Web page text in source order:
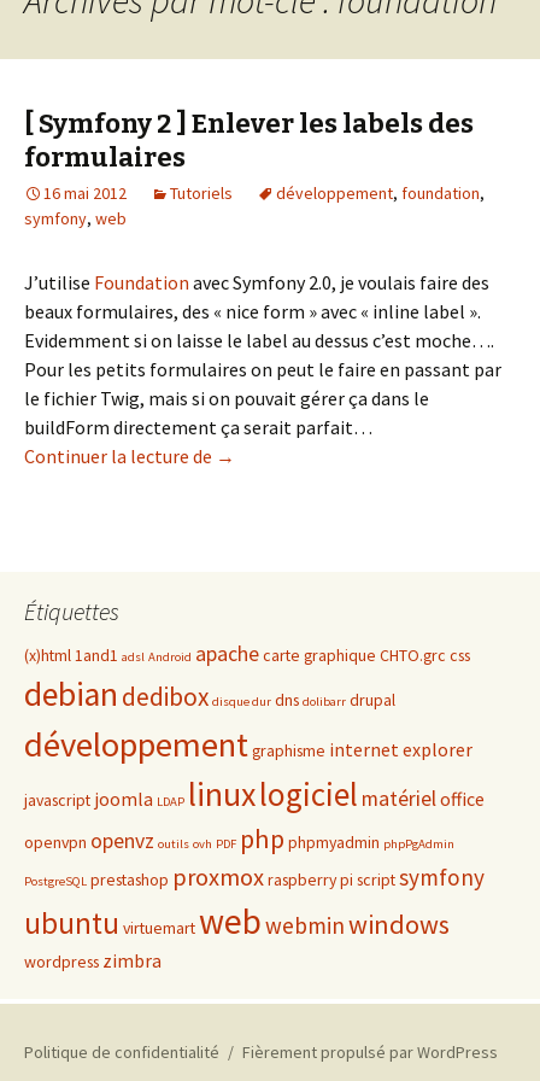
[ Symfony 2 ] Enlever les labels des
formulaires
16 mai 2012 Tutoriels développement, foundation,
symfony, web
J’utilise Foundation avec Symfony 2.0, je voulais faire des
beaux formulaires, des « nice form » avec « inline label ».
Evidemment si on laisse le label au dessus c’est moche….
Pour les petits formulaires on peut le faire en passant par
le fichier Twig, mais si on pouvait gérer ça dans le
buildForm directement ça serait parfait…
Continuer la lecture de [ Symfony 2 ] Enlever les labels des
→
Étiquettes
(x)html1and1 adsl Android apachecarte graphique CHTO.grc css
debian dedibox disque dur dns dolibarr drupal
développementgraphisme internet explorer
javascript joomla LDAP linuxlogiciel matérieloffice
openvpn openvz outils ovh PDF php phpmyadmin phpPgAdmin
PostgreSQL prestashop proxmoxraspberry pi scriptsymfony
ubuntu virtuemartwebwebminwindows
wordpress zimbra
Politique de confidentialité Fièrement propulsé par WordPress